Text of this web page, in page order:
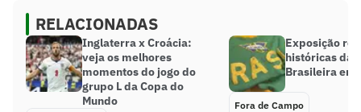
RELACIONADAS
Inglaterra x Croácia:
veja os melhores
momentos do jogo do
grupo L da Copa do
Mundo
Exposição
históricas da
Brasileira em
Fora de Campo